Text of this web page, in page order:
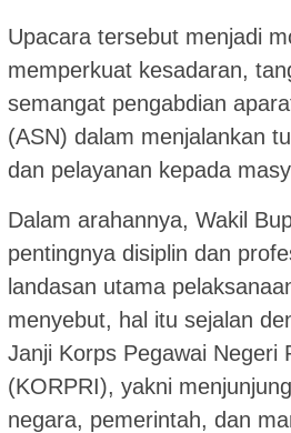
Upacara tersebut menjadi
memperkuat kesadaran,
semangat pengabdian
(ASN) dalam menjalankan
dan pelayanan kepada
Dalam arahannya, Wakil
pentingnya disiplin dan
landasan utama
menyebut, hal itu sejalan
Janji Korps Pegawai Negeri
(KORPRI), yakni
negara, pemerintah, dan